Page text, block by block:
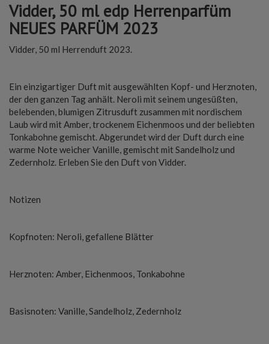
Vidder, 50 ml edp Herrenparfüm
NEUES PARFÜM 2023
Vidder, 50 ml Herrenduft 2023.
Ein einzigartiger Duft mit ausgewählten Kopf- und Herznoten,
der den ganzen Tag anhält. Neroli mit seinem ungesüßten,
belebenden, blumigen Zitrusduft zusammen mit nordischem
Laub wird mit Amber, trockenem Eichenmoos und der beliebten
Tonkabohne gemischt. Abgerundet wird der Duft durch eine
warme Note weicher Vanille, gemischt mit Sandelholz und
Zedernholz. Erleben Sie den Duft von Vidder.
Notizen
Kopfnoten: Neroli, gefallene Blätter
Herznoten: Amber, Eichenmoos, Tonkabohne
Basisnoten: Vanille, Sandelholz, Zedernholz